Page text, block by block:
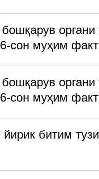
сон муҳим факт
сон муҳим факт
битим